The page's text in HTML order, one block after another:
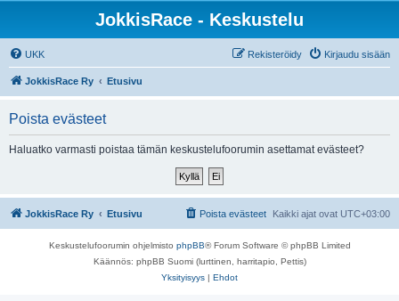
JokkisRace - Keskustelu
UKK Kirjaudu sisään
Rekisteröidy
JokkisRace Ry Etusivu
Poista evästeet
Haluatko varmasti poistaa tämän keskustelufoorumin asettamat evästeet?
JokkisRace Ry Etusivu Kaikki ajat ovat UTC+03:00
Poista evästeet
Keskustelufoorumin ohjelmisto phpBB® Forum Software © phpBB Limited
Käännös: phpBB Suomi (lurttinen, harritapio, Pettis)
Yksityisyys | Ehdot